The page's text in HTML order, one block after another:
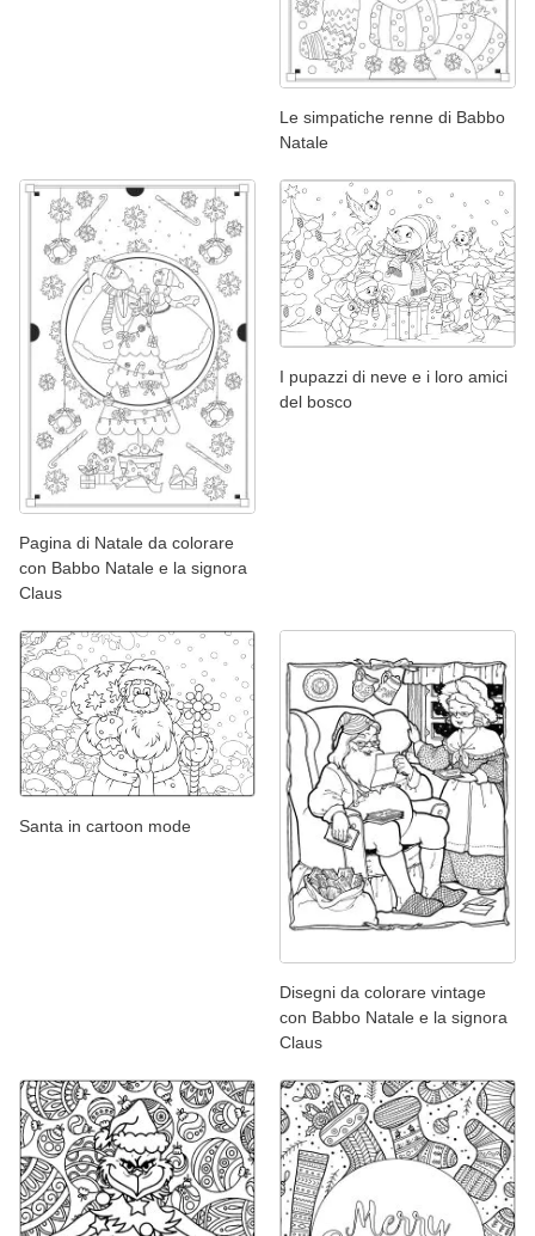
Le simpatiche renne di Babbo
Natale
Pagina di Natale da colorare
con Babbo Natale e la signora
Claus
I pupazzi di neve e i loro amici
del bosco
Santa in cartoon mode
Disegni da colorare vintage
con Babbo Natale e la signora
Claus